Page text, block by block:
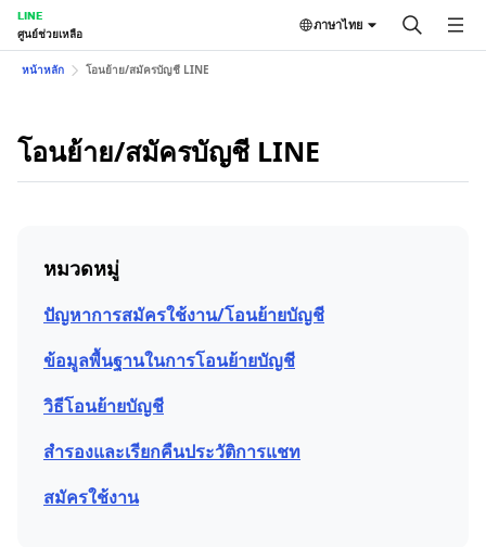
LINE
ศูนย์ช่วยเหลือ
ภาษาไทย
หน้าหลัก โอนย้าย/สมัครบัญชี LINE
โอนย้าย/สมัครบัญชี LINE
หมวดหมู่
ปัญหาการสมัครใช้งาน/โอนย้ายบัญชี
ข้อมูลพื้นฐานในการโอนย้ายบัญชี
วิธีโอนย้ายบัญชี
สำรองและเรียกคืนประวัติการแชท
สมัครใช้งาน